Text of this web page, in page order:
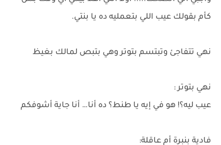
كأم بقولك عيب اللي بتعمليه ده يا بنتي.
نهي تتفاجئ وتبتسم بتوتر وهي بتبص لمالك بغيظ
نهي بتوتر :
عيب ليه؟! هو في إيه يا طنط؟ ده أنا… أنا جاية أشوفكم
فادية بنبرة أم عاقلة: